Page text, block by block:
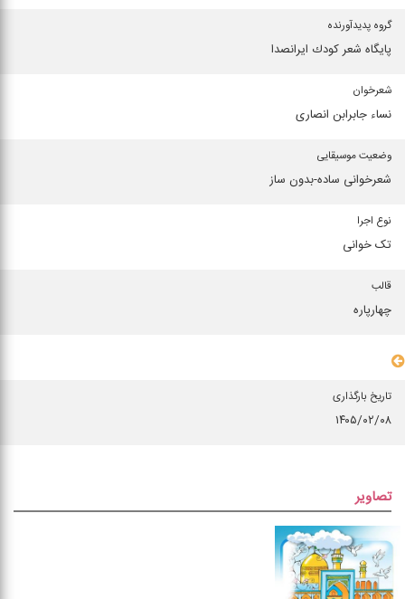
گروه پدیدآورنده
پایگاه شعر كودك ایرانصدا
شعرخوان
نساء جابرابن انصاری
وضعیت موسیقایی
شعرخوانی ساده-بدون ساز
نوع اجرا
تک خوانی
قالب
چهارپاره
تاریخ بارگذاری
۱۴۰۵/۰۲/۰۸
تصاویر